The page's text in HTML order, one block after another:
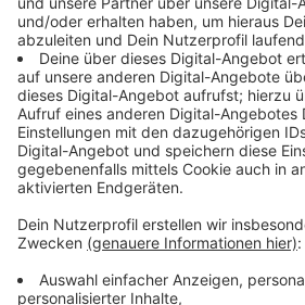
Neben Fachwissen und
Maß an Kreativität und
Unternehmen punktet mit „Jobs
Verantwortung“, hat darüber
mehr zu bieten: umfangreiche
Weiterbildungsmöglichkeiten,
Arbeitszeitmodelle, ein eigenes
Freifahrt mit den Öffis in der
betriebliche Altersvorsorge und
Reihe von attraktiven Positionen
die richtigen Menschen.